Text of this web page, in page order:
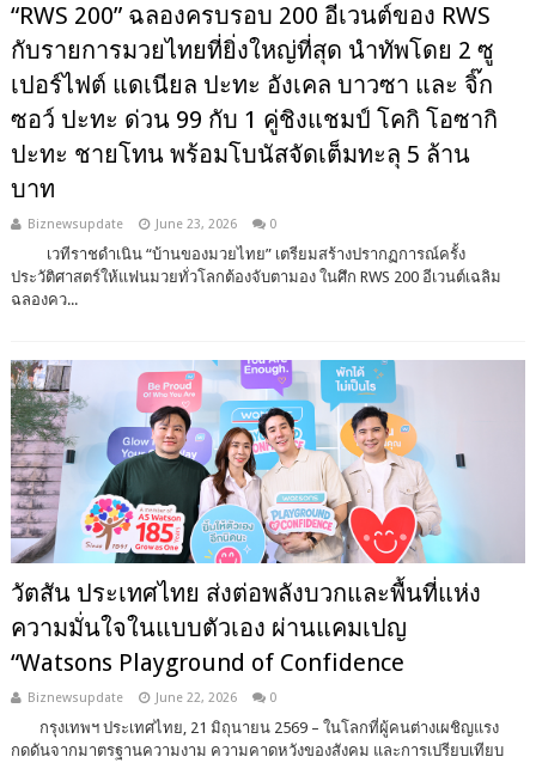
“RWS 200” ฉลองครบรอบ 200 อีเวนต์ของ RWS
กับรายการมวยไทยที่ยิ่งใหญ่ที่สุด นำทัพโดย 2 ซู
เปอร์ไฟต์ แดเนียล ปะทะ อังเคล บาวซา และ จิ๊ก
ซอว์ ปะทะ ด่วน 99 กับ 1 คู่ชิงแชมป์ โคกิ โอซากิ
ปะทะ ชายโทน พร้อมโบนัสจัดเต็มทะลุ 5 ล้าน
บาท
Biznewsupdate June 23, 2026 0
เวทีราชดำเนิน “บ้านของมวยไทย” เตรียมสร้างปรากฏการณ์ครั้ง
ประวัติศาสตร์ให้แฟนมวยทั่วโลกต้องจับตามอง ในศึก RWS 200 อีเวนต์เฉลิม
ฉลองคว...
วัตสัน ประเทศไทย ส่งต่อพลังบวกและพื้นที่แห่ง
ความมั่นใจในแบบตัวเอง ผ่านแคมเปญ
“Watsons Playground of Confidence
Biznewsupdate June 22, 2026 0
กรุงเทพฯ ประเทศไทย, 21 มิถุนายน 2569 – ในโลกที่ผู้คนต่างเผชิญแรง
กดดันจากมาตรฐานความงาม ความคาดหวังของสังคม และการเปรียบเทียบ